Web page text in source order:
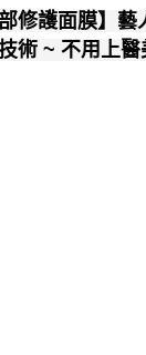
修護面膜】
術 ~ 不用上